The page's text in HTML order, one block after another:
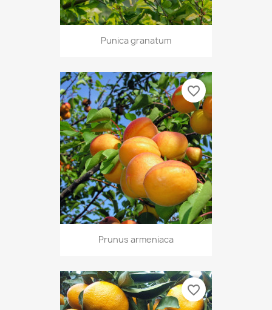
Punica granatum
Prunus armeniaca
favorite_border
favorite_border